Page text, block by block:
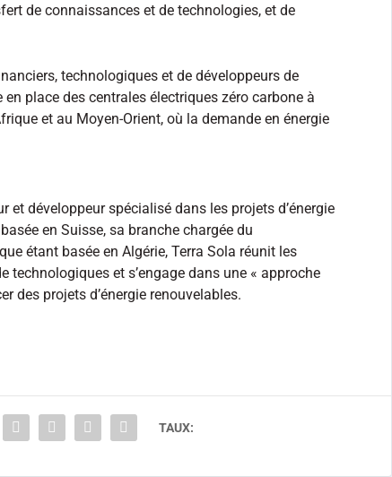
de connaissances et de technologies, et de
technologiques et de développeurs de
place des centrales électriques zéro carbone à
et au Moyen-Orient, où la demande en énergie
et développeur spécialisé dans les projets d’énergie
en Suisse, sa branche chargée du
étant basée en Algérie, Terra Sola réunit les
technologiques et s’engage dans une « approche
des projets d’énergie renouvelables.
TAUX: